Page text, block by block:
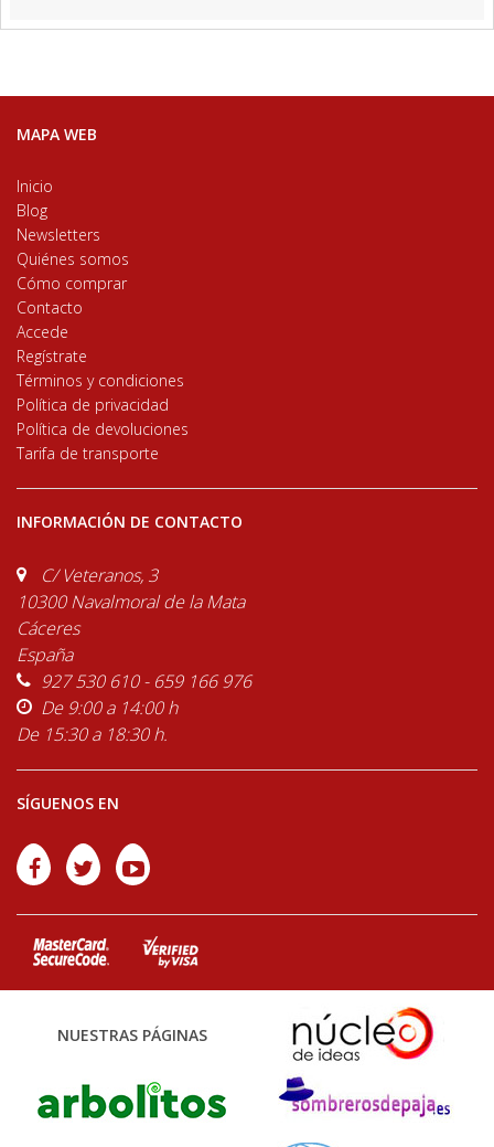
MAPA WEB
Inicio
Blog
Newsletters
Quiénes somos
Cómo comprar
Contacto
Accede
Regístrate
Términos y condiciones
Política de privacidad
Política de devoluciones
Tarifa de transporte
INFORMACIÓN DE CONTACTO
C/ Veteranos, 3
10300 Navalmoral de la Mata
Cáceres
España
927 530 610 - 659 166 976
De 9:00 a 14:00 h
De 15:30 a 18:30 h.
SÍGUENOS EN
NUESTRAS PÁGINAS